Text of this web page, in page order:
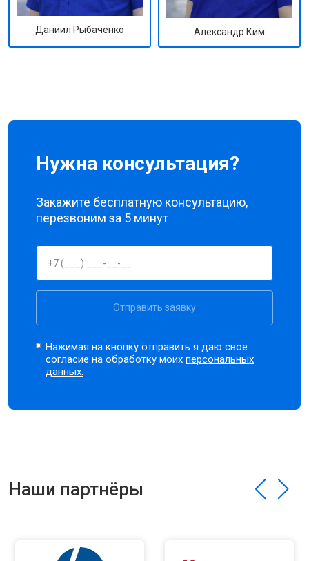
Даниил Рыбаченко Александр Ким
Нужна консультация?
Закажите бесплатную консультацию,
перезвоним за 5 минут
Отправить заявку
Нажимая на кнопку отправить я даю свое
согласие на обработку моихперсональных
данных.
Наши партнёры